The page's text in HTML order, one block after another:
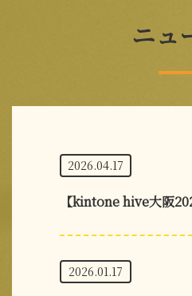
ニュ
2026.04.17
【kintone hive大阪
2026.01.17